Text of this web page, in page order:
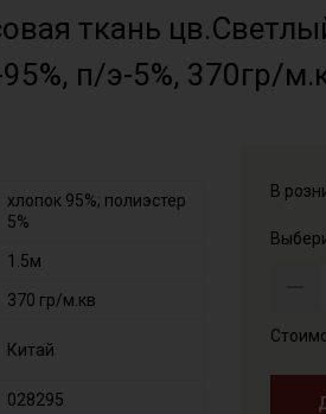
ткань
п/э-5%, 370гр/
В
хлопок 95%; полиэстер
5%
1.5м
370 гр/м.кв
Китай
028295